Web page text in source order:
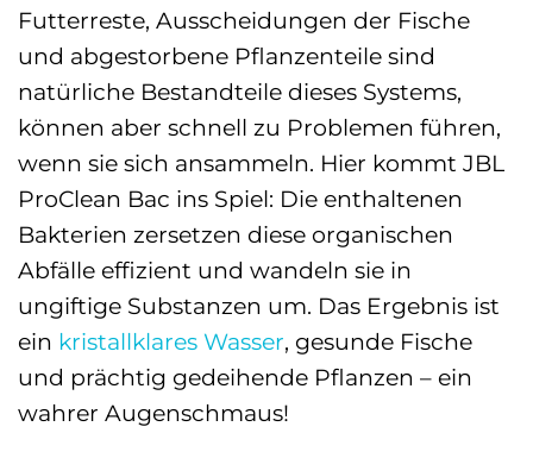
Futterreste, Ausscheidungen der Fische
und abgestorbene Pflanzenteile sind
natürliche Bestandteile dieses Systems,
können aber schnell zu Problemen führen,
wenn sie sich ansammeln. Hier kommt JBL
ProClean Bac ins Spiel: Die enthaltenen
Bakterien zersetzen diese organischen
Abfälle effizient und wandeln sie in
ungiftige Substanzen um. Das Ergebnis ist
ein kristallklares Wasser, gesunde Fische
und prächtig gedeihende Pflanzen – ein
wahrer Augenschmaus!